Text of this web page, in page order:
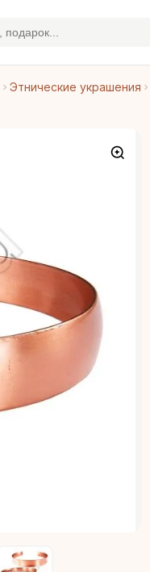
Этнические украшения